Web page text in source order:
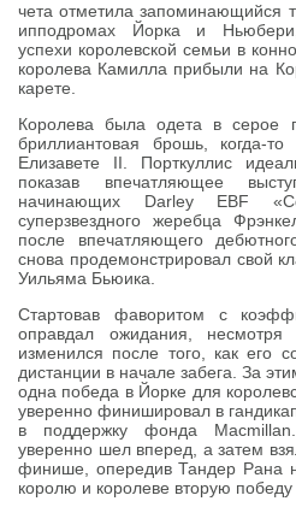
чета отметила запоминающийся
ипподромах Йорка и
успехи королевской семьи в
королева Камилла прибыли на
карете.
Королева была одета в
бриллиантовая брошь, когда-
Елизавете II. Порткуллис
показав впечатляющее
начинающих Darley EBF
суперзвездного жеребца
после впечатляющего
снова продемонстрировал свой
Уильяма Бьюика.
Стартовав фаворитом с
оправдал ожидания,
изменился после того, как его
дистанции в начале забега. За
одна победа в Йорке для
уверенно финишировал в
в поддержку фонда
уверенно шел вперед, а затем
финише, опередив Тандер Рана
королю и королеве вторую победу